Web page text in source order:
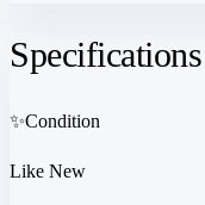
Specifications
✨Condition
Like New